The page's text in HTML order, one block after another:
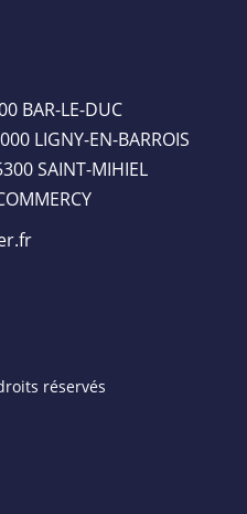
BAR-LE-DUC
LIGNY-EN-BARROIS
SAINT-MIHIEL
réservés